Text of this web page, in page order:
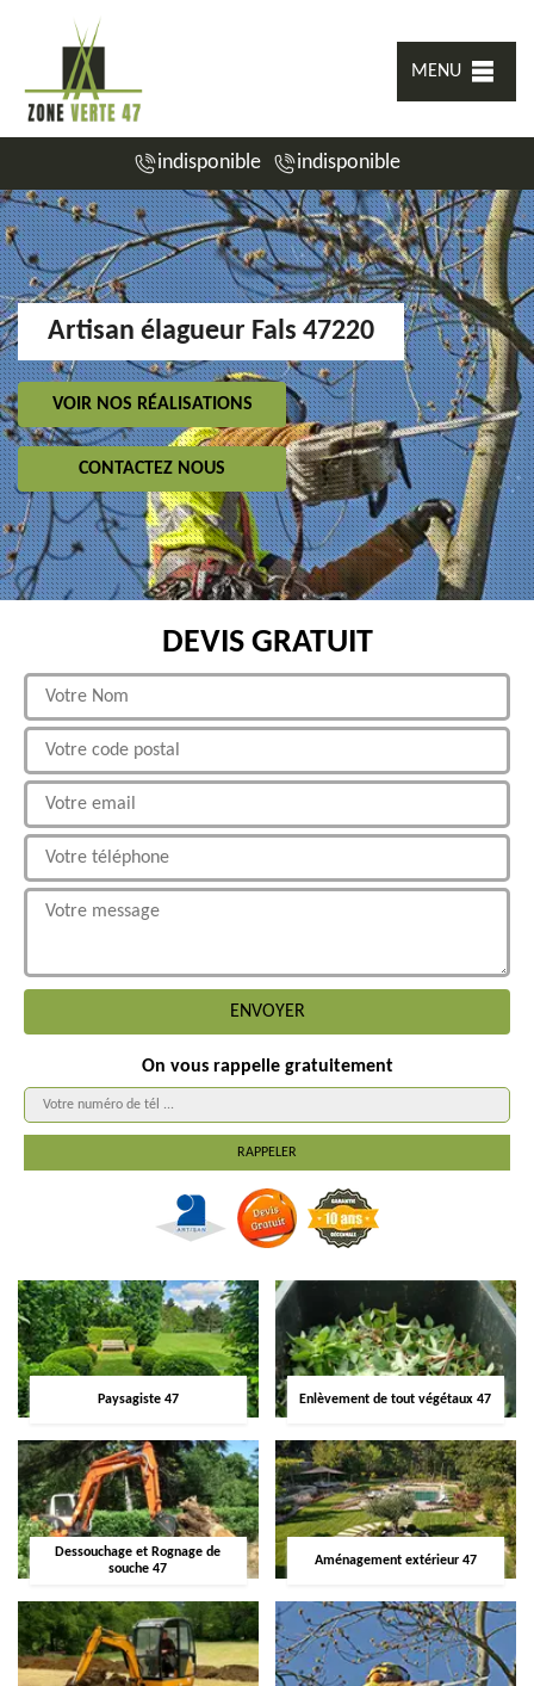
MENU
indisponible indisponible
Artisan élagueur Fals 47220
VOIR NOS RÉALISATIONS
CONTACTEZ NOUS
DEVIS GRATUIT
On vous rappelle gratuitement
Paysagiste 47 Enlèvement de tout végétaux 47
Dessouchage et Rognage de
souche 47
Aménagement extérieur 47